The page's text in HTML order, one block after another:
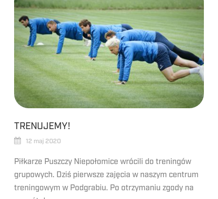
TRENUJEMY!
12 maj 2020
Piłkarze Puszczy Niepołomice wrócili do treningów
grupowych. Dziś pierwsze zajęcia w naszym centrum
treningowym w Podgrabiu. Po otrzymaniu zgody na